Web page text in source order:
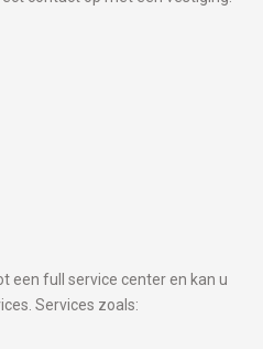
een full service center en kan u
Services zoals: